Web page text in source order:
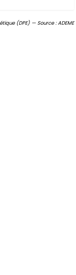
(DPE) — Source : ADEME